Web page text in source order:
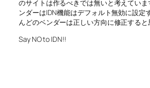
のサイトは作るべきでは無いと考えてい
ンダーはIDN機能はデフォルト無効に設定
んどのベンダーは正しい方向に修正すると
Say NO to IDN!!